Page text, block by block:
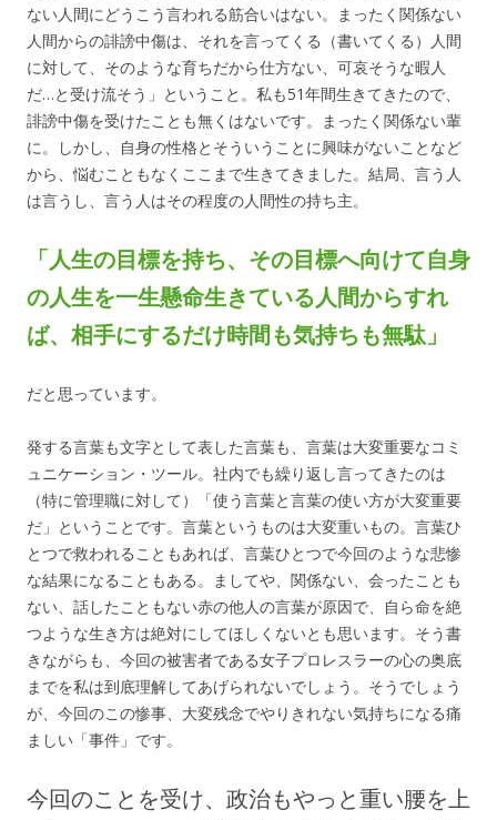
ない人間にどうこう言われる筋合いはない。まったく関係ない
人間からの誹謗中傷は、それを言ってくる（書いてくる）人間
に対して、そのような育ちだから仕方ない、可哀そうな暇人
だ…と受け流そう」ということ。私も51年間生きてきたので、
誹謗中傷を受けたことも無くはないです。まったく関係ない輩
に。しかし、自身の性格とそういうことに興味がないことなど
から、悩むこともなくここまで生きてきました。結局、言う人
は言うし、言う人はその程度の人間性の持ち主。
「人生の目標を持ち、その目標へ向けて自身
の人生を一生懸命生きている人間からすれ
ば、相手にするだけ時間も気持ちも無駄」
だと思っています。
発する言葉も文字として表した言葉も、言葉は大変重要なコミ
ュニケーション・ツール。社内でも繰り返し言ってきたのは
（特に管理職に対して）「使う言葉と言葉の使い方が大変重要
だ」ということです。言葉というものは大変重いもの。言葉ひ
とつで救われることもあれば、言葉ひとつで今回のような悲惨
な結果になることもある。ましてや、関係ない、会ったことも
ない、話したこともない赤の他人の言葉が原因で、自ら命を絶
つような生き方は絶対にしてほしくないとも思います。そう書
きながらも、今回の被害者である女子プロレスラーの心の奥底
までを私は到底理解してあげられないでしょう。そうでしょう
が、今回のこの惨事、大変残念でやりきれない気持ちになる痛
ましい「事件」です。
今回のことを受け、政治もやっと重い腰を上